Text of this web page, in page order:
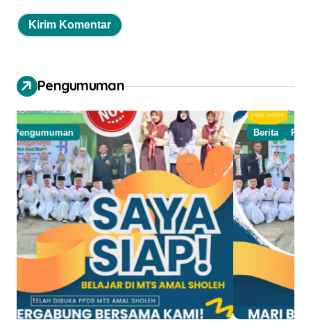
Pengumuman
Berita Pengumuman